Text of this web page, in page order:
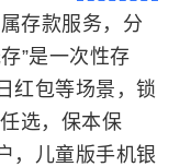
存款服务，分
”是一次性存
红包等场景，锁
选，保本保
，儿童版手机银